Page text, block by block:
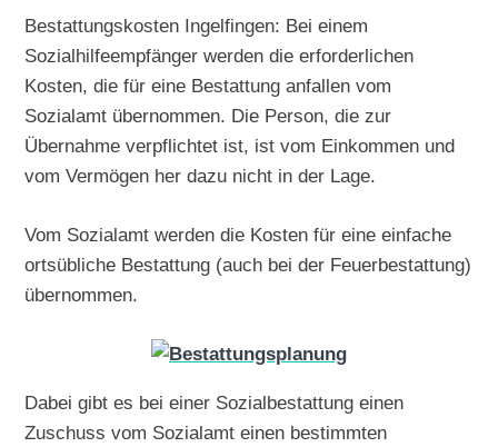
Bestattungskosten Ingelfingen: Bei einem
Sozialhilfeempfänger werden die erforderlichen
Kosten, die für eine Bestattung anfallen vom
Sozialamt übernommen. Die Person, die zur
Übernahme verpflichtet ist, ist vom Einkommen und
vom Vermögen her dazu nicht in der Lage.
Vom Sozialamt werden die Kosten für eine einfache
ortsübliche Bestattung (auch bei der Feuerbestattung)
übernommen.
Dabei gibt es bei einer Sozialbestattung einen
Zuschuss vom Sozialamt einen bestimmten